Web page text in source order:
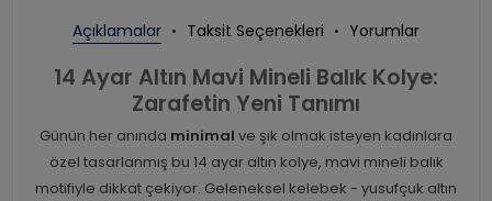
Açıklamalar Taksit Seçenekleri Yorumlar
14 Ayar Altın Mavi Mineli Balık Kolye:
Zarafetin Yeni Tanımı
Günün her anında minimal ve şık olmak isteyen kadınlara
özel tasarlanmış bu 14 ayar altın kolye, mavi mineli balık
motifiyle dikkat çekiyor. Geleneksel kelebek - yusufçuk altın